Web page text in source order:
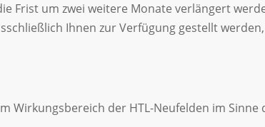
Frist um zwei weitere Monate verlängert
Ihnen zur Verfügung gestellt
der HTL-Neufelden im Sinne